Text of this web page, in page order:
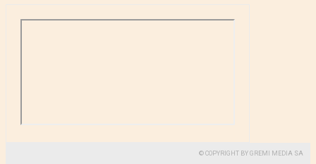
© COPYRIGHT BY GREMI MEDIA SA